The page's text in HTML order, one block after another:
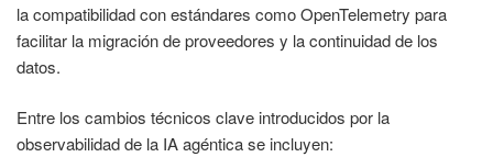
la compatibilidad con estándares como OpenTelemetry para
facilitar la migración de proveedores y la continuidad de los
datos.
Entre los cambios técnicos clave introducidos por la
observabilidad de la IA agéntica se incluyen: